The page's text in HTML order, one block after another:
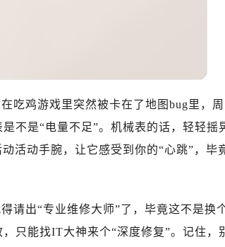
吃鸡游戏里突然被卡在了地图bug里，周
不是“电量不足”。机械表的话，轻轻摇
活动手腕，让它感受到你的“心跳”，毕
请出“专业维修大师”了，毕竟这不是换
只能找IT大神来个“深度修复”。记住，